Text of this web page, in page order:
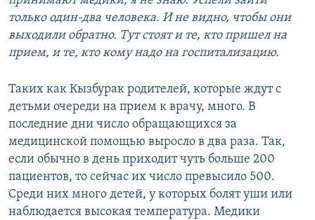
только один-два человека. И не видно, чтобы они
выходили обратно. Тут стоят и те, кто пришел на
прием, и те, кто кому надо на госпитализацию.
Таких как Кызбурак родителей, которые ждут с
детьми очереди на прием к врачу, много. В
последние дни число обращающихся за
медицинской помощью выросло в два раза. Так,
если обычно в день приходит чуть больше 200
пациентов, то сейчас их число превысило 500.
Среди них много детей, у которых болят уши или
наблюдается высокая температура. Медики